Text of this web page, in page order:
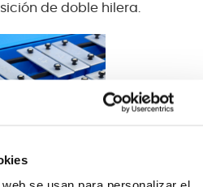
de doble hilera.